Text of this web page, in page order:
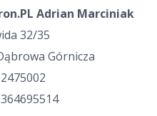
Adrian Marciniak
32/35
Górnicza